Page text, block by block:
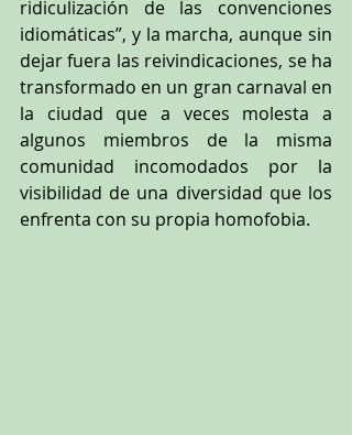
ridiculización de las convenciones
idiomáticas”, y la marcha, aunque sin
dejar fuera las reivindicaciones, se ha
transformado en un gran carnaval en
la ciudad que a veces molesta a
algunos miembros de la misma
comunidad incomodados por la
visibilidad de una diversidad que los
enfrenta con su propia homofobia.